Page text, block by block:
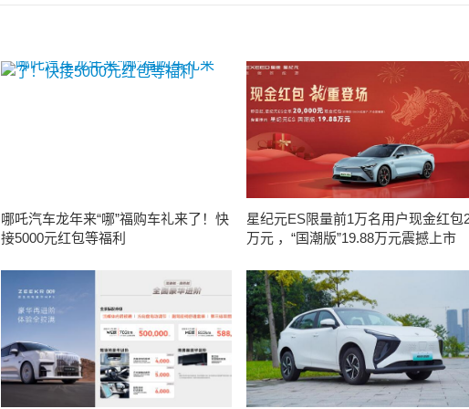
哪吒汽车龙年来“哪”福购车礼来了！快
接5000元红包等福利
星纪元ES限量前1万名用户现金红包
万元 ，“国潮版”19.88万元震撼上市